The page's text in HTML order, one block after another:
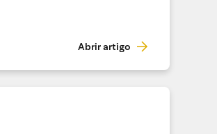
Abrir artigo